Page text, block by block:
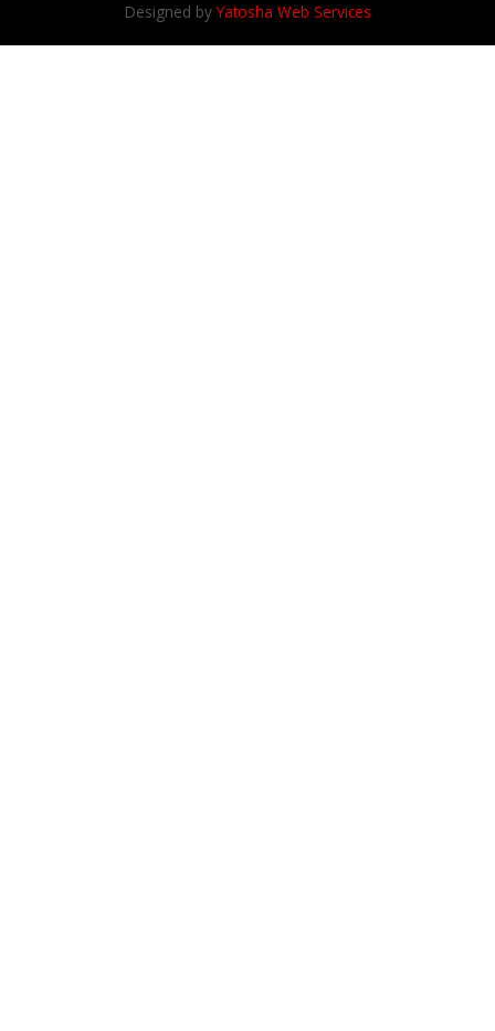
Designed byYatosha Web Services